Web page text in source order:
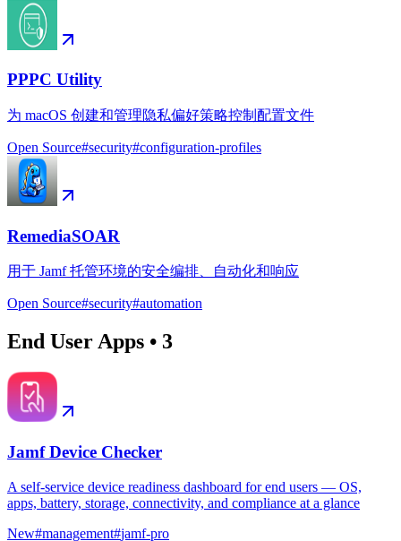
PPPC Utility
为 macOS 创建和管理隐私偏好策略控制配置文件
Open Source#security#configuration-profiles
RemediaSOAR
用于 Jamf 托管环境的安全编排、自动化和响应
Open Source#security#automation
End User Apps • 3
Jamf Device Checker
A self-service device readiness dashboard for end users — OS,
apps, battery, storage, connectivity, and compliance at a glance
New#management#jamf-pro